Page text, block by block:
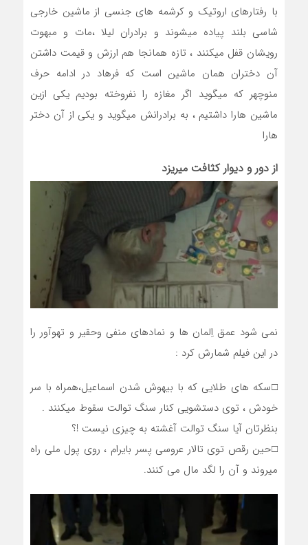
با رفتارهای اروتیک و کرشمه های جنسی از ماشین خارجی
شاسی بلند پیاده میشوند و برادران لیلا ،مات و مبهوت
رویشان قفل میکنند ، تازه همانجا هم ارزش و قیمت داشتن
آن دختران همان ماشین است که فرهاد در ادامه حرف
منوچهر که میگوید اگر مغازه را نفروخته بودیم یکی ازین
ماشین هارا داشتیم ، به برادرانش میگوید و یکی از آن دختر
هارا
از دور و دیوار کثافت میریزد
نمی شود عمق اِلمان ها و نمادهای منفی وحقیر و تهوآور را
در این فیلم شمارش کرد :
□سکه های طلایی که با بیهوش شدن اسماعیل،همراه با سر
خودش ، توی دستشویی کنار سنگ توالت سقوط میکنند .
بنظرتان آیا سنگ توالت آغشته به چیزی نیست !؟
□حین رقص توی تالار عروسی پسر بایرام ، روی پول ملی راه
میروند و آن را لگد مال می کنند.